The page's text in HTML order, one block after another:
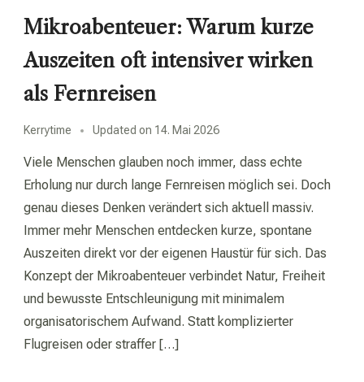
Mikroabenteuer: Warum kurze
Auszeiten oft intensiver wirken
als Fernreisen
Kerrytime Updated on 14. Mai 2026
Viele Menschen glauben noch immer, dass echte
Erholung nur durch lange Fernreisen möglich sei. Doch
genau dieses Denken verändert sich aktuell massiv.
Immer mehr Menschen entdecken kurze, spontane
Auszeiten direkt vor der eigenen Haustür für sich. Das
Konzept der Mikroabenteuer verbindet Natur, Freiheit
und bewusste Entschleunigung mit minimalem
organisatorischem Aufwand. Statt komplizierter
Flugreisen oder straffer […]